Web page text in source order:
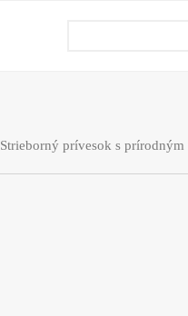
Strieborný prívesok s